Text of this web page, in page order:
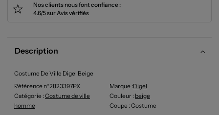
Nos clients nous font confiance :
4.6/5 sur Avis vérifiés
Description
Costume De Ville Digel Beige
Référence n°2823397PX
Marque :Digel
Catégorie : Costume de ville
homme
Couleur : beige
Coupe : Costume